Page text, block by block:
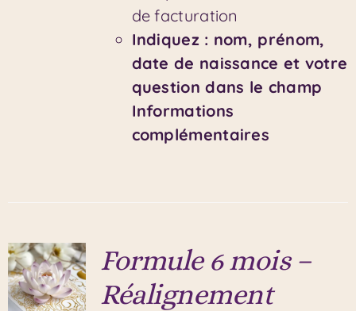
de facturation
Indiquez : nom, prénom,
date de naissance et votre
question dans le champ
Informations
complémentaires
Formule 6 mois –
Réalignement